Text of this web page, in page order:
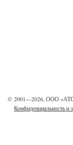
© 2001—2026, ООО
Конфиденциальность и